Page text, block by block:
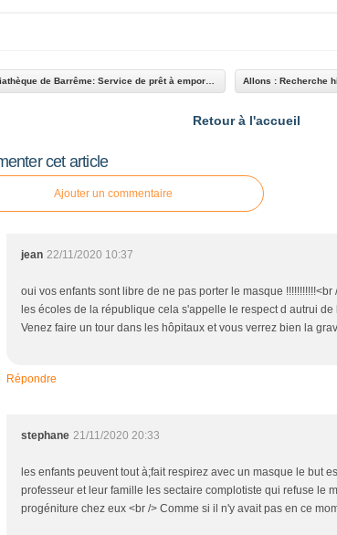
Retour à l'accueil
cet article
Ajouter un commentaire
jean 22/11/2020 10:37
oui vos enfants sont libre de ne pas porter le masque
les écoles de la république cela s'appelle le respect d autrui
Venez faire un tour dans les hôpitaux et vous verrez bien la
Répondre
stephane 21/11/2020 20:33
les enfants peuvent tout à;fait respirez avec un masque le but
professeur et leur famille les sectaire complotiste qui refuse le
progéniture chez eux <br /> Comme si il n'y avait pas en ce